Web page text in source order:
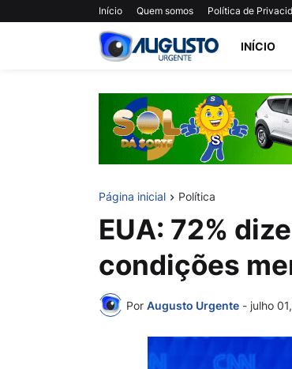
Início Quem somos Política de
INÍCIO
Página inicial Política
EUA: 72%
condições
Por Augusto Urgente - julho